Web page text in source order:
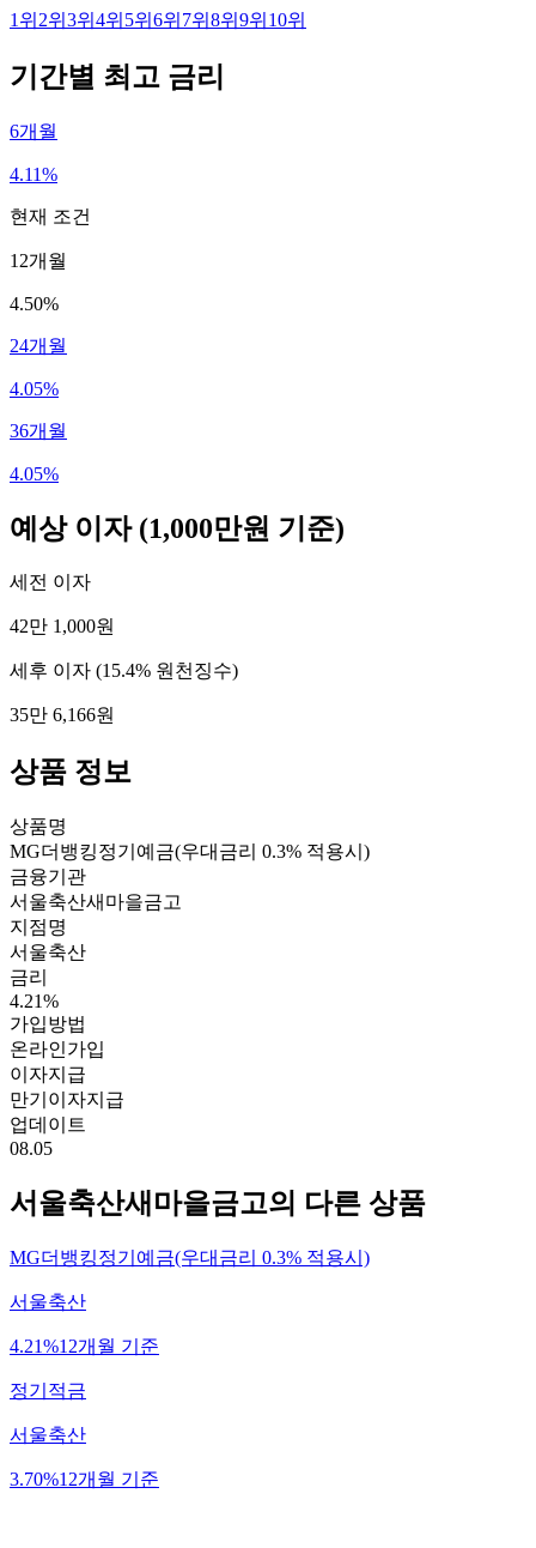
1 위 2위 3위 4위 5위 6위 7위 8위 9위 10위
기간별 최고 금리
6개월
4.11%
현재 조건
12개월
4.50%
24개월
4.05%
36개월
4.05%
예상 이자 (1,000만원 기준)
세전 이자
42만 1,000원
세후 이자 (15.4% 원천징수)
35만 6,166원
상품 정보
상품명
MG더뱅킹정기예금(우대금리 0.3% 적용시)
금융기관
서울축산새마을금고
지점명
서울축산
금리
4.21%
가입방법
온라인가입
이자지급
만기이자지급
업데이트
08.05
서울축산새마을금고의 다른 상품
MG더뱅킹정기예금(우대금리 0.3% 적용시)
서울축산
4.21%12개월 기준
정기적금
서울축산
3.70%12개월 기준